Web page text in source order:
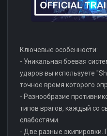
Ключевые особенности:
- Уникальная боевая
ударов вы используете
точное время которого
- Разнообразие
типов врагов, каждый со
слабостями.
- Две разные